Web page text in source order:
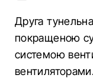
Друга
покращеною
системою